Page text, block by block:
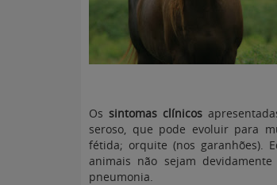
Os sintomas clínicos
seroso, que pode evoluir para
fétida; orquite (nos garanhões).
animais não sejam
pneumonia.